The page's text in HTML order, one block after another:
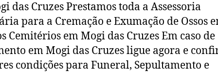
das Cruzes Prestamos toda a Assessoria
para a Cremação e Exumação de Ossos
Cemitérios em Mogi das Cruzes Em caso de
em Mogi das Cruzes ligue agora e
condições para Funeral, Sepultamento e